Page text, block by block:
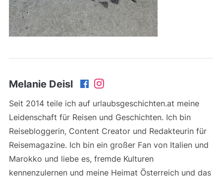
Melanie Deisl
Seit 2014 teile ich auf urlaubsgeschichten.at meine
Leidenschaft für Reisen und Geschichten. Ich bin
Reisebloggerin, Content Creator und Redakteurin für
Reisemagazine. Ich bin ein großer Fan von Italien und
Marokko und liebe es, fremde Kulturen
kennenzulernen und meine Heimat Österreich und das